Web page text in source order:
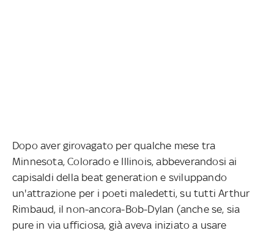
Dopo aver girovagato per qualche mese tra
Minnesota, Colorado e Illinois, abbeverandosi ai
capisaldi della beat generation e sviluppando
un'attrazione per i poeti maledetti, su tutti Arthur
Rimbaud, il non-ancora-Bob-Dylan (anche se, sia
pure in via ufficiosa, già aveva iniziato a usare